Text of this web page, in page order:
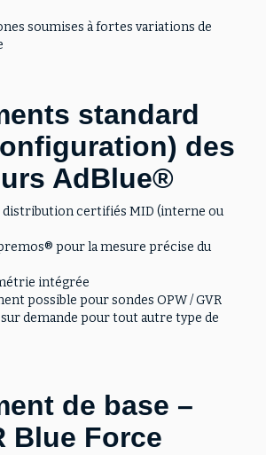
soumises à fortes variations de
standard
des
AdBlue®
distribution certifiés MID (interne ou
pour la mesure précise du
intégrée
possible pour sondes OPW / GVR
demande pour tout autre type de
de base –
Blue Force